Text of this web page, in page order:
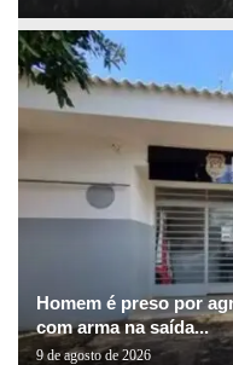
Homem é preso por
com arma na saída...
9 de agosto de 2026